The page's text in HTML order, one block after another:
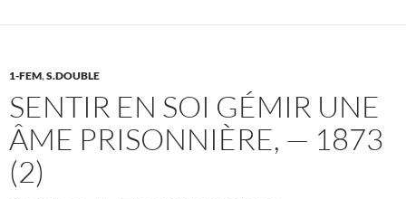
1-FEM,S.DOUBLE
SENTIR EN SOI GÉMIR UNE
ÂME PRISONNIÈRE, — 1873
(2)